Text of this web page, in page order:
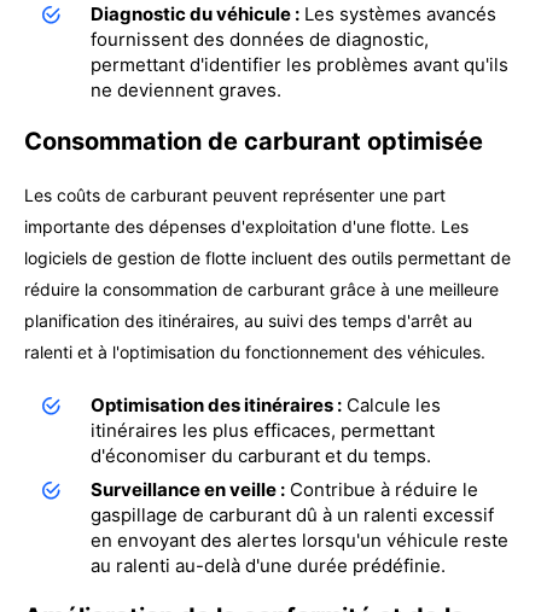
Diagnostic du véhicule : Les systèmes avancés
fournissent des données de diagnostic,
permettant d'identifier les problèmes avant qu'ils
ne deviennent graves.
Consommation de carburant optimisée
Les coûts de carburant peuvent représenter une part
importante des dépenses d'exploitation d'une flotte. Les
logiciels de gestion de flotte incluent des outils permettant de
réduire la consommation de carburant grâce à une meilleure
planification des itinéraires, au suivi des temps d'arrêt au
ralenti et à l'optimisation du fonctionnement des véhicules.
Optimisation des itinéraires : Calcule les
itinéraires les plus efficaces, permettant
d'économiser du carburant et du temps.
Surveillance en veille : Contribue à réduire le
gaspillage de carburant dû à un ralenti excessif
en envoyant des alertes lorsqu'un véhicule reste
au ralenti au-delà d'une durée prédéfinie.